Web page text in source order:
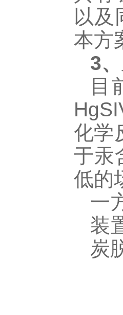
以及
本方
3、
目
化学
于汞
低的
一
装
炭